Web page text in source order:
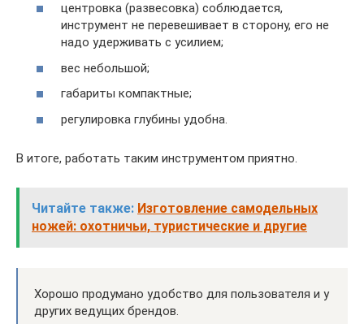
центровка (развесовка) соблюдается,
инструмент не перевешивает в сторону, его не
надо удерживать с усилием;
вес небольшой;
габариты компактные;
регулировка глубины удобна.
В итоге, работать таким инструментом приятно.
Читайте также: Изготовление самодельных
ножей: охотничьи, туристические и другие
Хорошо продумано удобство для пользователя и у
других ведущих брендов.